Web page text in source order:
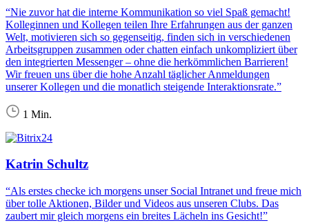
“Nie zuvor hat die interne Kommunikation so viel Spaß gemacht!
Kolleginnen und Kollegen teilen Ihre Erfahrungen aus der ganzen
Welt, motivieren sich so gegenseitig, finden sich in verschiedenen
Arbeitsgruppen zusammen oder chatten einfach unkompliziert über
den integrierten Messenger – ohne die herkömmlichen Barrieren!
Wir freuen uns über die hohe Anzahl täglicher Anmeldungen
unserer Kollegen und die monatlich steigende Interaktionsrate.”
1 Min.
Katrin Schultz
“Als erstes checke ich morgens unser Social Intranet und freue mich
über tolle Aktionen, Bilder und Videos aus unseren Clubs. Das
zaubert mir gleich morgens ein breites Lächeln ins Gesicht!”